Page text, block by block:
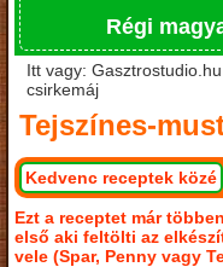
Régi
Itt vagy:
csirkemáj
Tejszínes-
Kedvenc receptek közé
Ezt a receptet már
első aki feltölti az
vele (Spar, Penny vagy